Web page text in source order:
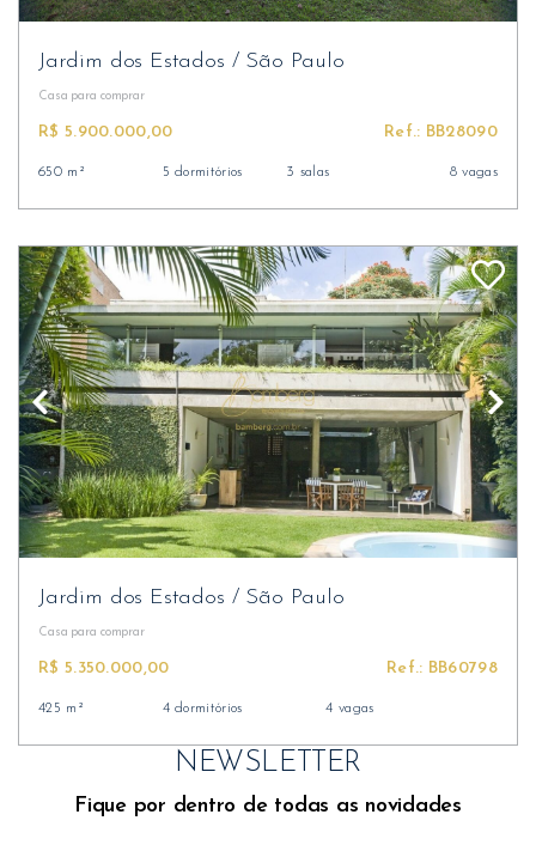
Jardim dos Estados / São Paulo
Casa para comprar
R$ 5.900.000,00 Ref.: BB28090
650 m² 5 dormitórios 3 salas 8 vagas
Jardim dos Estados / São Paulo
Casa para comprar
R$ 5.350.000,00 Ref.: BB60798
425 m² 4 dormitórios 4 vagas
NEWSLETTER
Fique por dentro de todas as novidades